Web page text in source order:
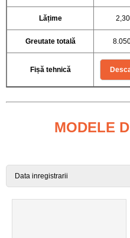
Lățime
Greutate totală
Fișă tehnică
MODELE